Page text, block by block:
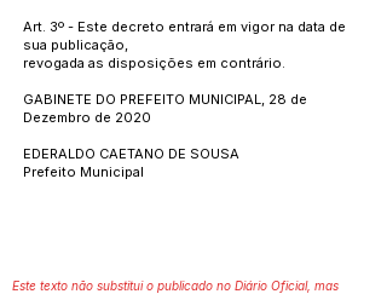
Art. 3º - Este decreto entrará em vigor na data de
sua publicação,
revogada as disposições em contrário.
GABINETE DO PREFEITO MUNICIPAL, 28 de
Dezembro de 2020
EDERALDO CAETANO DE SOUSA
Prefeito Municipal
Este texto não substitui o publicado no Diário Oficial, mas